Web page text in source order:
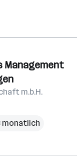
Management
m.b.H.
monatlich